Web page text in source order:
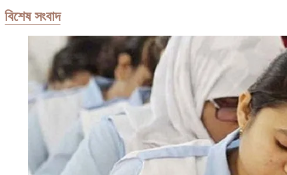
বিশেষ সংবাদ